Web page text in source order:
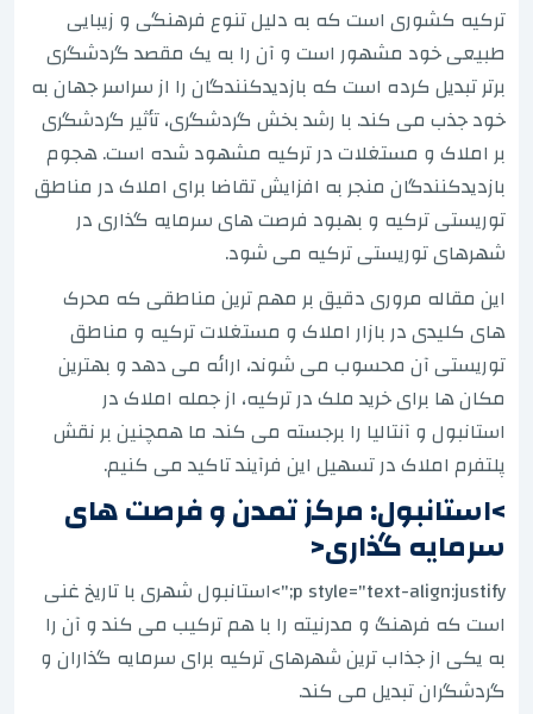
ترکیه کشوری است که به دلیل تنوع فرهنگی و زیبایی
طبیعی خود مشهور است و آن را به یک مقصد گردشگری
برتر تبدیل کرده است که بازدیدکنندگان را از سراسر جهان به
خود جذب می کند. با رشد بخش گردشگری، تأثیر گردشگری
بر املاک و مستغلات در ترکیه مشهود شده است. هجوم
بازدیدکنندگان منجر به افزایش تقاضا برای املاک در مناطق
توریستی ترکیه و بهبود فرصت های سرمایه گذاری در
شهرهای توریستی ترکیه می شود.
این مقاله مروری دقیق بر مهم ترین مناطقی که محرک
های کلیدی در بازار املاک و مستغلات ترکیه و مناطق
توریستی آن محسوب می شوند، ارائه می دهد و بهترین
مکان ها برای خرید ملک در ترکیه، از جمله املاک در
استانبول و آنتالیا را برجسته می کند. ما همچنین بر نقش
پلتفرم املاک در تسهیل این فرآیند تاکید می کنیم.
>استانبول: مرکز تمدن و فرصت های
سرمایه گذاری<
p style="text-align:justify;">استانبول شهری با تاریخ غنی
است که فرهنگ و مدرنیته را با هم ترکیب می کند و آن را
به یکی از جذاب ترین شهرهای ترکیه برای سرمایه گذاران و
گردشگران تبدیل می کند.